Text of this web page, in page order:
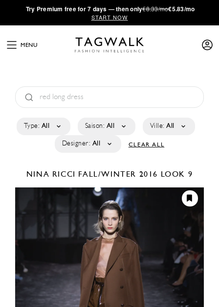
·Try Premium free for 7 days — then only€8.33/mo€5.83/mo
START NOW
MENU
Type: All Saison: All Ville: All
Designer: All CLEAR ALL
NINA RICCI FALL/WINTER 2016 LOOK 9